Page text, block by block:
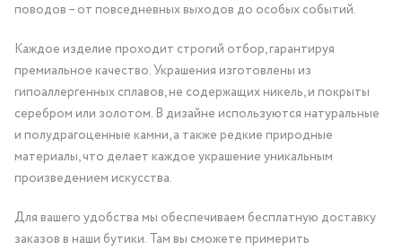
поводов – от повседневных выходов до особых событий.
Каждое изделие проходит строгий отбор, гарантируя
премиальное качество. Украшения изготовлены из
гипоаллергенных сплавов, не содержащих никель, и покрыты
серебром или золотом. В дизайне используются натуральные
и полудрагоценные камни, а также редкие природные
материалы, что делает каждое украшение уникальным
произведением искусства.
Для вашего удобства мы обеспечиваем бесплатную доставку
заказов в наши бутики. Там вы сможете примерить